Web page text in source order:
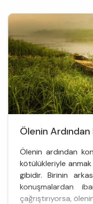
Ölenin
Ölenin ardından
kötülükleriyle
gibidir. Birinin
konuşmalardan
çağrıştırıyorsa,